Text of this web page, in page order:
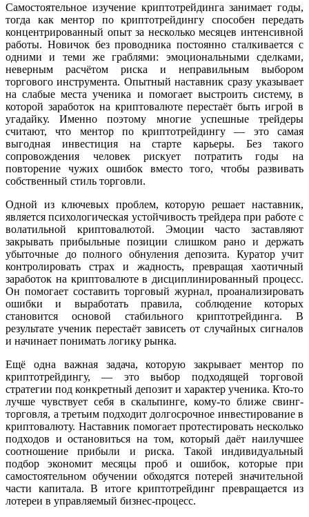
Самостоятельное изучение криптотрейдинга занимает годы,
тогда как ментор по криптотрейдингу способен передать
концентрированный опыт за несколько месяцев интенсивной
работы. Новичок без проводника постоянно сталкивается с
одними и теми же граблями: эмоциональными сделками,
неверным расчётом риска и неправильным выбором
торгового инструмента. Опытный наставник сразу указывает
на слабые места ученика и помогает выстроить систему, в
которой заработок на криптовалюте перестаёт быть игрой в
угадайку. Именно поэтому многие успешные трейдеры
считают, что ментор по криптотрейдингу — это самая
выгодная инвестиция на старте карьеры. Без такого
сопровождения человек рискует потратить годы на
повторение чужих ошибок вместо того, чтобы развивать
собственный стиль торговли.
Одной из ключевых проблем, которую решает наставник,
является психологическая устойчивость трейдера при работе с
волатильной криптовалютой. Эмоции часто заставляют
закрывать прибыльные позиции слишком рано и держать
убыточные до полного обнуления депозита. Куратор учит
контролировать страх и жадность, превращая хаотичный
заработок на криптовалюте в дисциплинированный процесс.
Он помогает составить торговый журнал, проанализировать
ошибки и выработать правила, соблюдение которых
становится основой стабильного криптотрейдинга. В
результате ученик перестаёт зависеть от случайных сигналов
и начинает понимать логику рынка.
Ещё одна важная задача, которую закрывает ментор по
криптотрейдингу, — это выбор подходящей торговой
стратегии под конкретный депозит и характер ученика. Кто-то
лучше чувствует себя в скальпинге, кому-то ближе свинг-
торговля, а третьим подходит долгосрочное инвестирование в
криптовалюту. Наставник помогает протестировать несколько
подходов и остановиться на том, который даёт наилучшее
соотношение прибыли и риска. Такой индивидуальный
подбор экономит месяцы проб и ошибок, которые при
самостоятельном обучении обходятся потерей значительной
части капитала. В итоге криптотрейдинг превращается из
лотереи в управляемый бизнес-процесс.